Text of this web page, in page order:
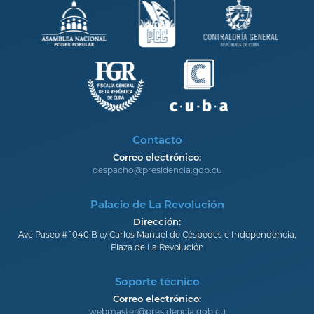
Contacto
Correo electrónico:
despacho@presidencia.gob.cu
Palacio de La Revolución
Dirección:
Ave Paseo # 1040 B e/ Carlos Manuel de Céspedes e Independencia,
Plaza de La Revolución
Soporte técnico
Correo electrónico:
webmaster@presidencia.gob.cu